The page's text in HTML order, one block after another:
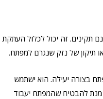
תקינים. זה יכול לכלול העתקת
תיקון של נזק שנגרם למפתח.
בצורה יעילה. הוא ישתמש
מנת להבטיח שהמפתח יעבוד